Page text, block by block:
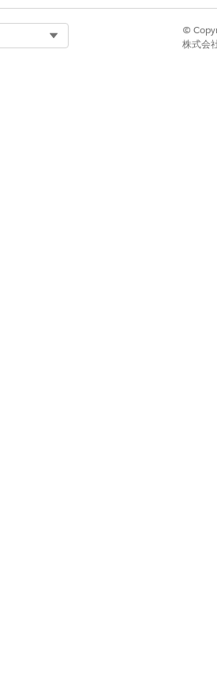
プロパティペインで、[プロファイルを更
変更内容を保存します。
©
株式会